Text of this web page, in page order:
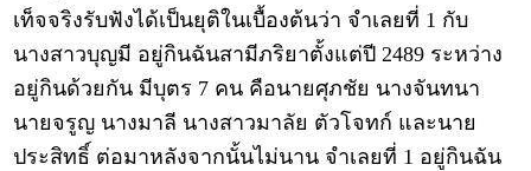
เท็จจริงรับฟังได้เป็นยุติในเบื้องต้นว่า จำเลยที่ 1 กับ
นางสาวบุญมี อยู่กินฉันสามีภริยาตั้งแต่ปี 2489 ระหว่าง
อยู่กินด้วยกัน มีบุตร 7 คน คือนายศุภชัย นางจันทนา
นายจรูญ นางมาลี นางสาวมาลัย ตัวโจทก์ และนาย
ประสิทธิ์ ต่อมาหลังจากนั้นไม่นาน จำเลยที่ 1 อยู่กินฉัน